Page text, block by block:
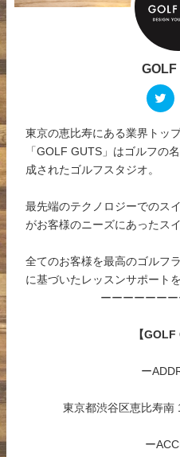
GOLF
東京の恵比寿にある業界トッ
「GOLF GUTS」はゴルフの
成されたゴルフスタジオ。
最先端のテクノロジーでのス
がお客様のニーズにあったス
全てのお客様を最高のゴルフ
に基づいたレッスンサポート
ーーーーーー
【GOLF
ー
東京都渋谷区恵比寿南
ー